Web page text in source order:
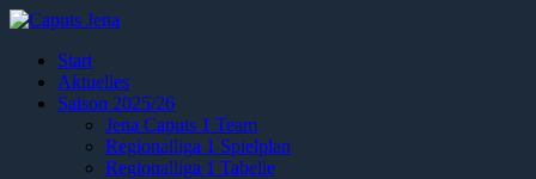
Start
Aktuelles
Saison 2025/26
Jena Caputs 1 Team
Regionalliga 1 Spielplan
Regionalliga 1 Tabelle